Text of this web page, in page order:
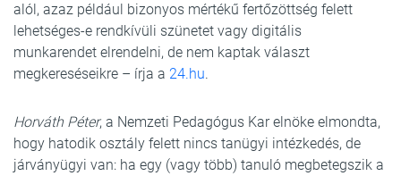
alól, azaz például bizonyos mértékű fertőzöttség felett
lehetséges-e rendkívüli szünetet vagy digitális
munkarendet elrendelni, de nem kaptak választ
megkereséseikre – írja a 24.hu.
Horváth Péter, a Nemzeti Pedagógus Kar elnöke elmondta,
hogy hatodik osztály felett nincs tanügyi intézkedés, de
járványügyi van: ha egy (vagy több) tanuló megbetegszik a